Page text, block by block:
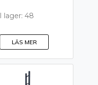
I lager: 48
LÄS MER